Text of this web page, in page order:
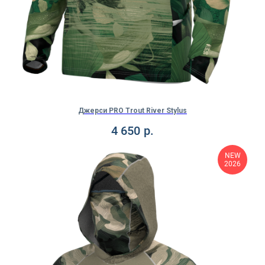
Джерси PRO Trout River Stylus
4 650 р.
NEW
2026